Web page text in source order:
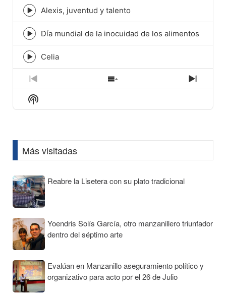
icon
Episode
play
icon
Alexis, juventud y talento
Episode
play
icon
Día mundial de la inocuidad de los alimentos
Episode
play
icon
Celia
Previous
Episode
Show
Episodes
Next
Show
Podcast
Más visitadas
Reabre la Lisetera con su plato tradicional
Yoendris Solís García, otro manzanillero triunfador
dentro del séptimo arte
Evalúan en Manzanillo aseguramiento político y
organizativo para acto por el 26 de Julio